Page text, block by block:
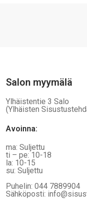
Salon myymälä
Ylhäistentie 3 Salo
(Ylhäisten
Avoinna:
ma: Suljettu
ti – pe: 10-18
la: 10-15
su: Suljettu
Puhelin: 044 7889904
Sähköposti: